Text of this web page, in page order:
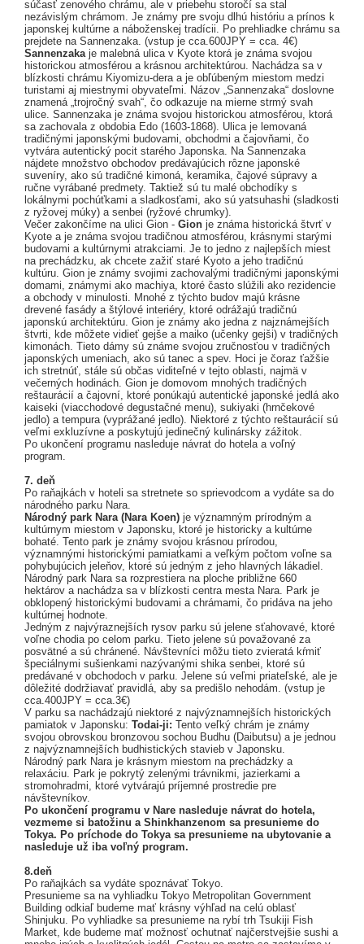
súčasť zenového chrámu, ale v priebehu storočí sa stal
nezávislým chrámom. Je známy pre svoju dlhú históriu a prínos k
japonskej kultúrne a náboženskej tradícii. Po prehliadke chrámu sa
prejdete na Sannenzaka. (vstup je cca.600JPY = cca. 4€)
Sannenzakaje malebná ulica v Kyote ktorá je známa svojou
historickou atmosférou a krásnou architektúrou. Nachádza sa v
blízkosti chrámu Kiyomizu-dera a je obľúbeným miestom medzi
turistami aj miestnymi obyvateľmi. Názov „Sannenzaka“ doslovne
znamená „trojročný svah“, čo odkazuje na mierne strmý svah
ulice. Sannenzaka je známa svojou historickou atmosférou, ktorá
sa zachovala z obdobia Edo (1603-1868). Ulica je lemovaná
tradičnými japonskými budovami, obchodmi a čajovňami, čo
vytvára autentický pocit starého Japonska. Na Sannenzaka
nájdete množstvo obchodov predávajúcich rôzne japonské
suveníry, ako sú tradičné kimoná, keramika, čajové súpravy a
ručne vyrábané predmety. Taktiež sú tu malé obchodíky s
lokálnymi pochúťkami a sladkosťami, ako sú yatsuhashi (sladkosti
z ryžovej múky) a senbei (ryžové chrumky).
Večer zakončíme na ulici Gion - Gion je známa historická štvrť v
Kyote a je známa svojou tradičnou atmosférou, krásnymi starými
budovami a kultúrnymi atrakciami. Je to jedno z najlepších miest
na prechádzku, ak chcete zažiť staré Kyoto a jeho tradičnú
kultúru. Gion je známy svojimi zachovalými tradičnými japonskými
domami, známymi ako machiya, ktoré často slúžili ako rezidencie
a obchody v minulosti. Mnohé z týchto budov majú krásne
drevené fasády a štýlové interiéry, ktoré odrážajú tradičnú
japonskú architektúru. Gion je známy ako jedna z najznámejších
štvrti, kde môžete vidieť gejše a maiko (učenky gejši) v tradičných
kimonách. Tieto dámy sú známe svojou zručnosťou v tradičných
japonských umeniach, ako sú tanec a spev. Hoci je čoraz ťažšie
ich stretnúť, stále sú občas viditeľné v tejto oblasti, najmä v
večerných hodinách. Gion je domovom mnohých tradičných
reštaurácií a čajovní, ktoré ponúkajú autentické japonské jedlá ako
kaiseki (viacchodové degustačné menu), sukiyaki (hrnčekové
jedlo) a tempura (vyprážané jedlo). Niektoré z týchto reštaurácií sú
veľmi exkluzívne a poskytujú jedinečný kulinársky zážitok.
Po ukončení programu nasleduje návrat do hotela a voľný
program.
7. deň
Po raňajkách v hoteli sa stretnete so sprievodcom a vydáte sa do
národného parku Nara.
Národný park Nara (Nara Koen) je významným prírodným a
kultúrnym miestom v Japonsku, ktoré je historicky a kultúrne
bohaté. Tento park je známy svojou krásnou prírodou,
významnými historickými pamiatkami a veľkým počtom voľne sa
pohybujúcich jeleňov, ktoré sú jedným z jeho hlavných lákadiel.
Národný park Nara sa rozprestiera na ploche približne 660
hektárov a nachádza sa v blízkosti centra mesta Nara. Park je
obklopený historickými budovami a chrámami, čo pridáva na jeho
kultúrnej hodnote.
Jedným z najvýraznejších rysov parku sú jelene sťahovavé, ktoré
voľne chodia po celom parku. Tieto jelene sú považované za
posvätné a sú chránené. Návštevníci môžu tieto zvieratá kŕmiť
špeciálnymi sušienkami nazývanými shika senbei, ktoré sú
predávané v obchodoch v parku. Jelene sú veľmi priateľské, ale je
dôležité dodržiavať pravidlá, aby sa predišlo nehodám. (vstup je
cca.400JPY = cca.3€)
V parku sa nachádzajú niektoré z najvýznamnejších historických
pamiatok v Japonsku: Todai-ji: Tento veľký chrám je známy
svojou obrovskou bronzovou sochou Budhu (Daibutsu) a je jednou
z najvýznamnejších budhistických stavieb v Japonsku.
Národný park Nara je krásnym miestom na prechádzky a
relaxáciu. Park je pokrytý zelenými trávnikmi, jazierkami a
stromohradmi, ktoré vytvárajú príjemné prostredie pre
návštevníkov.
Po ukončení programu v Nare nasleduje návrat do hotela,
vezmeme si batožinu a Shinkhanzenom sa presunieme do
Tokya. Po príchode do Tokya sa presunieme na ubytovanie a
nasleduje už iba voľný program.
8.deň
Po raňajkách sa vydáte spoznávať Tokyo.
Presunieme sa na vyhliadku Tokyo Metropolitan Government
Building odkiaľ budeme mať krásny výhľad na celú oblasť
Shinjuku. Po vyhliadke sa presunieme na rybí trh Tsukiji Fish
Market, kde budeme mať možnosť ochutnať najčerstvejšie sushi a